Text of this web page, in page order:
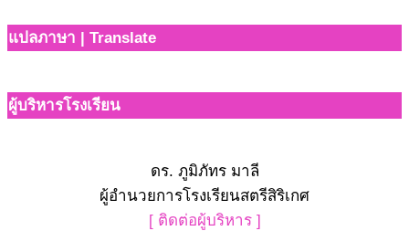
แปลภาษา | Translate
ผู้บริหารโรงเรียน
ดร. ภูมิภัทร มาลี
ผู้อำนวยการโรงเรียนสตรีสิริเกศ
[ ติดต่อผู้บริหาร ]